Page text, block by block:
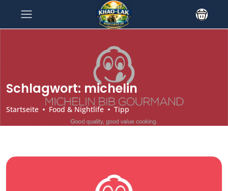
Schlagwort: michelin
Startseite Food & Nightlife Tipp